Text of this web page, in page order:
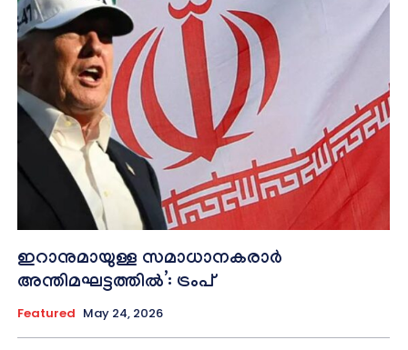
ഇറാനുമായുള്ള സമാധാനകരാർ
അന്തിമഘട്ടത്തിൽ‌’: ട്രംപ്
Featured May 24, 2026